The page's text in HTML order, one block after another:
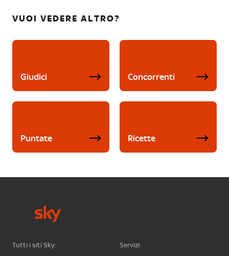
VUOI VEDERE ALTRO?
Giudici Concorrenti
Puntate Ricette
Tutti i siti Sky:
Servizi: